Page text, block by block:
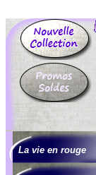
La vie en rouge